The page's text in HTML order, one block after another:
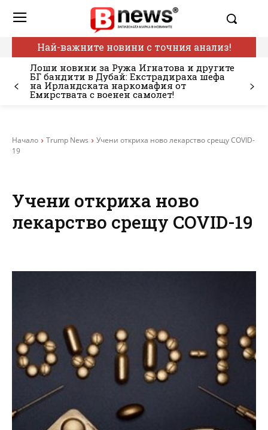
Най-важните новини с точния анализ!
Лоши новини за Ружа Игнатова и другите
БГ бандити в Дубай: Екстрадираха шефа
на Ирландската наркомафия от
Емирствата с военен самолет!
Начало Trump News
Учени откриха ново лекарство срещу COVID-
19
Учени откриха ново
лекарство срещу COVID-19